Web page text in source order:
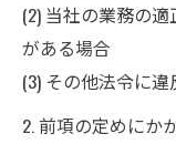
(2) 当社の業務の
がある場合
(3) その他法令に
2. 前項の定めにか